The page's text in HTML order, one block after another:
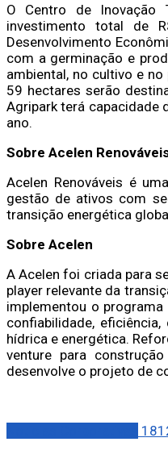
O Centro de Inovação
investimento total de
Desenvolvimento
com a germinação e
ambiental, no cultivo e
59 hectares serão
Agripark terá capacidade
ano.
Sobre Acelen
Acelen Renováveis é
gestão de ativos com
transição energética
Sobre Acelen
A Acelen foi criada para
player relevante da
implementou o
confiabilidade,
hídrica e energética.
venture para
desenvolve o projeto de